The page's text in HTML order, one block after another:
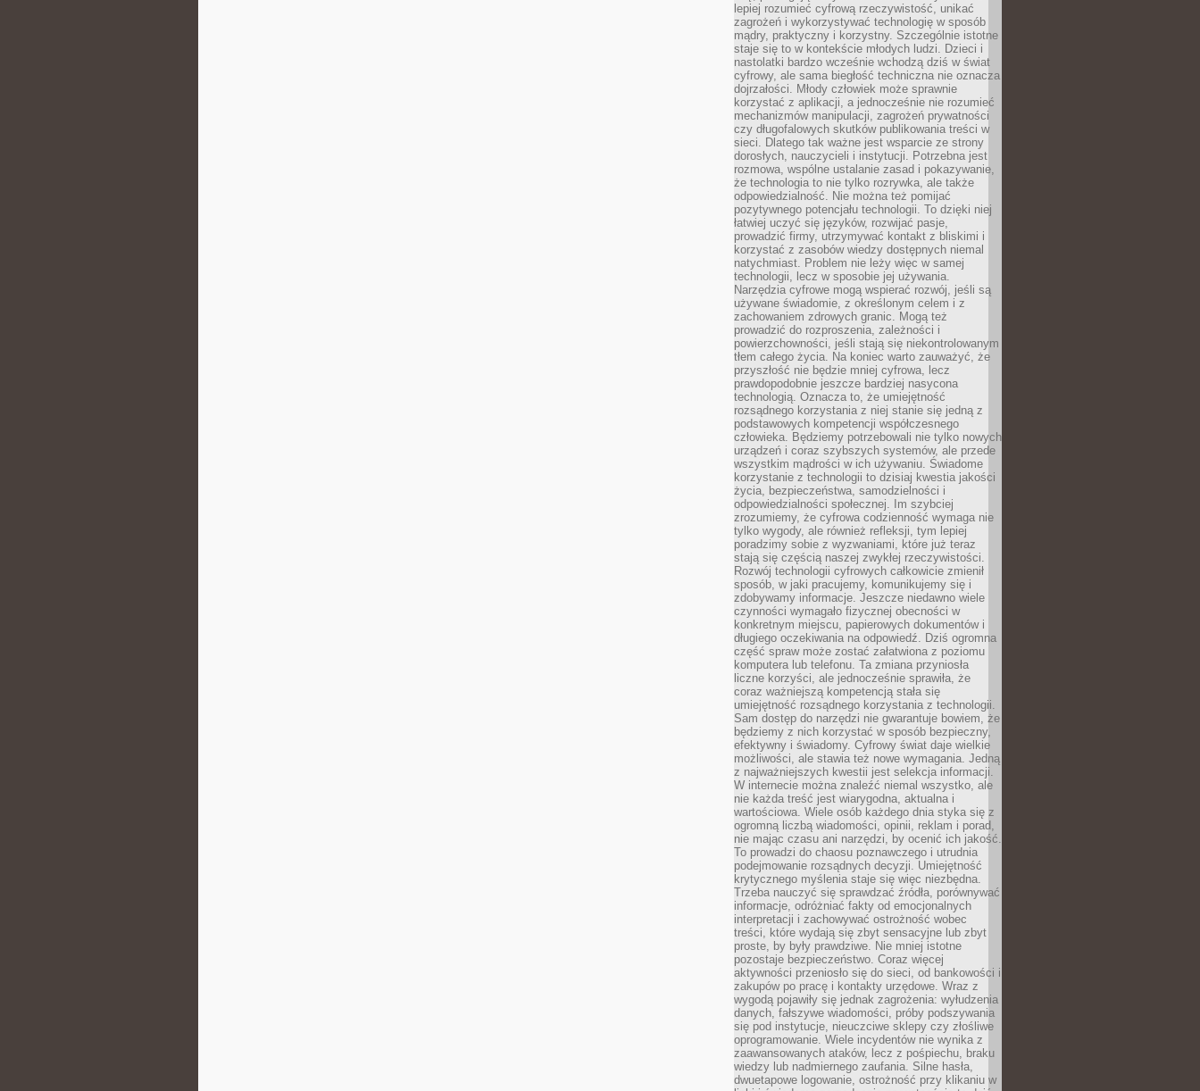
lepiej rozumieć cyfrową rzeczywistość, unikać
zagrożeń i wykorzystywać technologię w sposób
mądry, praktyczny i korzystny. Szczególnie istotne
staje się to w kontekście młodych ludzi. Dzieci i
nastolatki bardzo wcześnie wchodzą dziś w świat
cyfrowy, ale sama biegłość techniczna nie oznacza
dojrzałości. Młody człowiek może sprawnie
korzystać z aplikacji, a jednocześnie nie rozumieć
mechanizmów manipulacji, zagrożeń prywatności
czy długofalowych skutków publikowania treści w
sieci. Dlatego tak ważne jest wsparcie ze strony
dorosłych, nauczycieli i instytucji. Potrzebna jest
rozmowa, wspólne ustalanie zasad i pokazywanie,
że technologia to nie tylko rozrywka, ale także
odpowiedzialność. Nie można też pomijać
pozytywnego potencjału technologii. To dzięki niej
łatwiej uczyć się języków, rozwijać pasje,
prowadzić firmy, utrzymywać kontakt z bliskimi i
korzystać z zasobów wiedzy dostępnych niemal
natychmiast. Problem nie leży więc w samej
technologii, lecz w sposobie jej używania.
Narzędzia cyfrowe mogą wspierać rozwój, jeśli są
używane świadomie, z określonym celem i z
zachowaniem zdrowych granic. Mogą też
prowadzić do rozproszenia, zależności i
powierzchowności, jeśli stają się niekontrolowanym
tłem całego życia. Na koniec warto zauważyć, że
przyszłość nie będzie mniej cyfrowa, lecz
prawdopodobnie jeszcze bardziej nasycona
technologią. Oznacza to, że umiejętność
rozsądnego korzystania z niej stanie się jedną z
podstawowych kompetencji współczesnego
człowieka. Będziemy potrzebowali nie tylko nowych
urządzeń i coraz szybszych systemów, ale przede
wszystkim mądrości w ich używaniu. Świadome
korzystanie z technologii to dzisiaj kwestia jakości
życia, bezpieczeństwa, samodzielności i
odpowiedzialności społecznej. Im szybciej
zrozumiemy, że cyfrowa codzienność wymaga nie
tylko wygody, ale również refleksji, tym lepiej
poradzimy sobie z wyzwaniami, które już teraz
stają się częścią naszej zwykłej rzeczywistości.
Rozwój technologii cyfrowych całkowicie zmienił
sposób, w jaki pracujemy, komunikujemy się i
zdobywamy informacje. Jeszcze niedawno wiele
czynności wymagało fizycznej obecności w
konkretnym miejscu, papierowych dokumentów i
długiego oczekiwania na odpowiedź. Dziś ogromna
część spraw może zostać załatwiona z poziomu
komputera lub telefonu. Ta zmiana przyniosła
liczne korzyści, ale jednocześnie sprawiła, że
coraz ważniejszą kompetencją stała się
umiejętność rozsądnego korzystania z technologii.
Sam dostęp do narzędzi nie gwarantuje bowiem, że
będziemy z nich korzystać w sposób bezpieczny,
efektywny i świadomy. Cyfrowy świat daje wielkie
możliwości, ale stawia też nowe wymagania. Jedną
z najważniejszych kwestii jest selekcja informacji.
W internecie można znaleźć niemal wszystko, ale
nie każda treść jest wiarygodna, aktualna i
wartościowa. Wiele osób każdego dnia styka się z
ogromną liczbą wiadomości, opinii, reklam i porad,
nie mając czasu ani narzędzi, by ocenić ich jakość.
To prowadzi do chaosu poznawczego i utrudnia
podejmowanie rozsądnych decyzji. Umiejętność
krytycznego myślenia staje się więc niezbędna.
Trzeba nauczyć się sprawdzać źródła, porównywać
informacje, odróżniać fakty od emocjonalnych
interpretacji i zachowywać ostrożność wobec
treści, które wydają się zbyt sensacyjne lub zbyt
proste, by były prawdziwe. Nie mniej istotne
pozostaje bezpieczeństwo. Coraz więcej
aktywności przeniosło się do sieci, od bankowości i
zakupów po pracę i kontakty urzędowe. Wraz z
wygodą pojawiły się jednak zagrożenia: wyłudzenia
danych, fałszywe wiadomości, próby podszywania
się pod instytucje, nieuczciwe sklepy czy złośliwe
oprogramowanie. Wiele incydentów nie wynika z
zaawansowanych ataków, lecz z pośpiechu, braku
wiedzy lub nadmiernego zaufania. Silne hasła,
dwuetapowe logowanie, ostrożność przy klikaniu w